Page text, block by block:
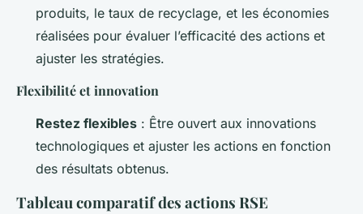
produits, le taux de recyclage, et les économies
réalisées pour évaluer l’efficacité des actions et
ajuster les stratégies.
Flexibilité et innovation
Restez flexibles : Être ouvert aux innovations
technologiques et ajuster les actions en fonction
des résultats obtenus.
Tableau comparatif des actions RSE